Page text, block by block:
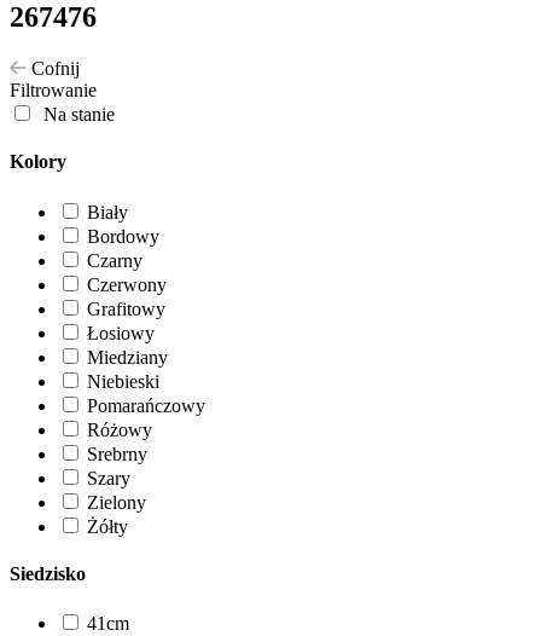
267476
Cofnij
Filtrowanie
Na stanie
Kolory
Biały
Bordowy
Czarny
Czerwony
Grafitowy
Łosiowy
Miedziany
Niebieski
Pomarańczowy
Różowy
Srebrny
Szary
Zielony
Żółty
Siedzisko
41cm